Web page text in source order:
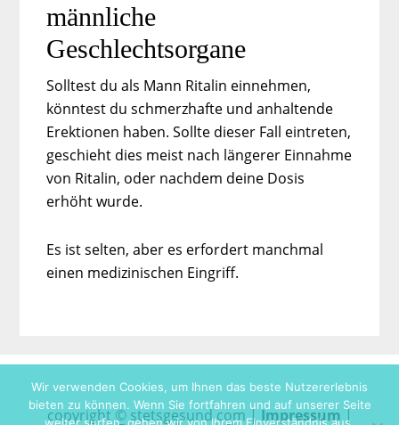
männliche
Geschlechtsorgane
Solltest du als Mann Ritalin einnehmen,
könntest du schmerzhafte und anhaltende
Erektionen haben. Sollte dieser Fall eintreten,
geschieht dies meist nach längerer Einnahme
von Ritalin, oder nachdem deine Dosis
erhöht wurde.
Es ist selten, aber es erfordert manchmal
einen medizinischen Eingriff.
copyright © stetsgesund.com |Impressum|
Wir verwenden Cookies, um Ihnen das beste Nutzererlebnis
bieten zu können. Wenn Sie fortfahren und auf unserer Seite